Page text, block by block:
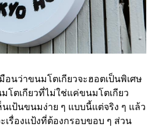
อนว่าขนมโตเกียวจะฮอตเป็นพิเศษ
มโตเกียวที่ไม่ใช่แค่ขนมโตเกียว
เป้นขนมง่าย ๆ แบบนี้แต่จริง ๆ แล้ว
เรื่องแป้งที่ต้องกรอบขอบ ๆ ส่วน